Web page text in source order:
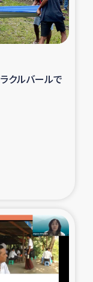
クルバールで